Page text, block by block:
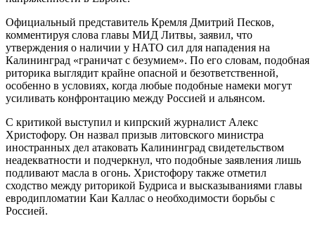
Официальный представитель Кремля Дмитрий Песков,
комментируя слова главы МИД Литвы, заявил, что
утверждения о наличии у НАТО сил для нападения на
Калининград «граничат с безумием». По его словам, подобная
риторика выглядит крайне опасной и безответственной,
особенно в условиях, когда любые подобные намеки могут
усиливать конфронтацию между Россией и альянсом.
С критикой выступил и кипрский журналист Алекс
Христофору. Он назвал призыв литовского министра
иностранных дел атаковать Калининград свидетельством
неадекватности и подчеркнул, что подобные заявления лишь
подливают масла в огонь. Христофору также отметил
сходство между риторикой Будриса и высказываниями главы
евродипломатии Каи Каллас о необходимости борьбы с
Россией.